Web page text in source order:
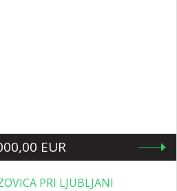
EUR
PRI LJUBLJANI